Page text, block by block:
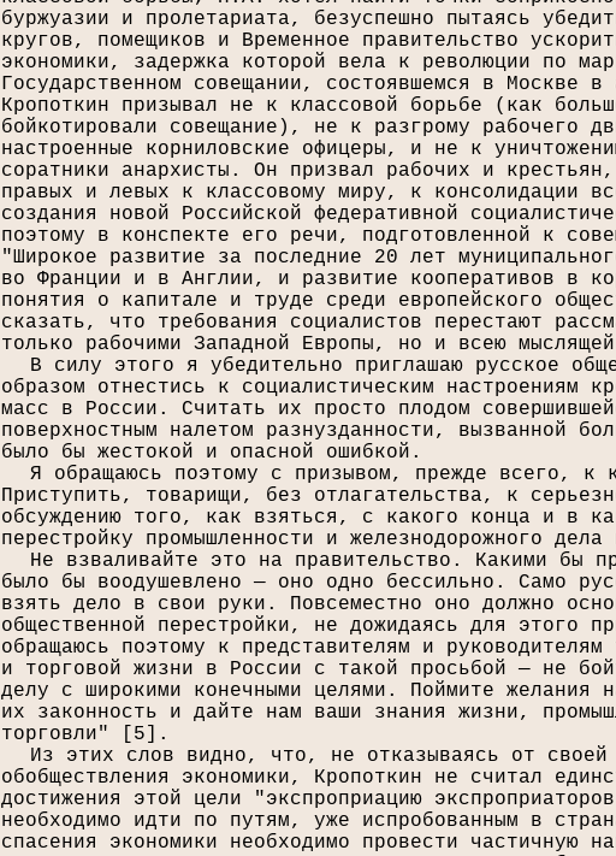
буржуазии и пролетариата, безуспешно пытаясь
кругов, помещиков и Временное правительство
экономики, задержка которой вела к революции по
Государственном совещании, состоявшемся в Москве
Кропоткин призывал не к классовой борьбе (как
бойкотировали совещание), не к разгрому рабочего
настроенные корниловские офицеры, и не к
соратники анархисты. Он призвал рабочих и
правых и левых к классовому миру, к консолидации
создания новой Российской федеративной
поэтому в конспекте его речи, подготовленной к
"Широкое развитие за последние 20 лет
во Франции и в Англии, и развитие кооперативов в
понятия о капитале и труде среди европейского
сказать, что требования социалистов перестают
только рабочими Западной Европы, но и всею
В силу этого я убедительно приглашаю русское
образом отнестись к социалистическим настроениям
масс в России. Считать их просто плодом
поверхностным налетом разнузданности, вызванной
было бы жестокой и опасной ошибкой.
Я обращаюсь поэтому с призывом, прежде всего, к
Приступить, товарищи, без отлагательства, к
обсуждению того, как взяться, с какого конца и в
перестройку промышленности и железнодорожного
Не взваливайте это на правительство. Какими бы
было бы воодушевлено — оно одно бессильно. Само
взять дело в свои руки. Повсеместно оно должно
общественной перестройки, не дожидаясь для этого
обращаюсь поэтому к представителям и руководителям
и торговой жизни в России с такой просьбой — не
делу с широкими конечными целями. Поймите желания
их законность и дайте нам ваши знания жизни,
торговли" [ 5 ].
Из этих слов видно, что, не отказываясь от своей
обобществления экономики, Кропоткин не считал
достижения этой цели "экспроприацию
необходимо идти по путям, уже испробованным в
спасения экономики необходимо провести частичную